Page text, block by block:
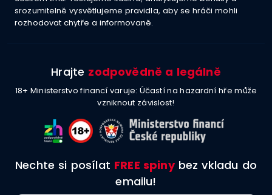
srozumitelně vysvětlujeme pravidla, aby se hráči mohli
rozhodovat chytře a informovaně.
Hrajte zodpovědně a legálně
18+ Ministerstvo financí varuje: Účastí na hazardní hře může
vzniknout závislost!
Nechte si posílat FREE spinybez vkladu do
emailu!